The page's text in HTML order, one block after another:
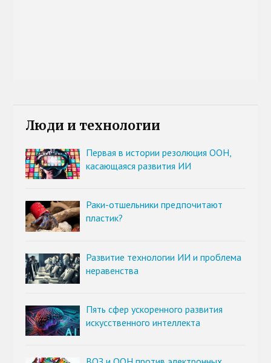
Люди и технологии
Первая в истории резолюция ООН,
касающаяся развития ИИ
Раки-отшельники предпочитают
пластик?
Развитие технологии ИИ и проблема
неравенства
Пять сфер ускоренного развития
искусственного интеллекта